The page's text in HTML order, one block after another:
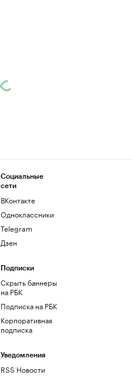
Социальные
сети
ВКонтакте
Одноклассники
Telegram
Дзен
Подписки
Скрыть баннеры
на РБК
Подписка на РБК
Корпоративная
подписка
Уведомления
RSS Новости